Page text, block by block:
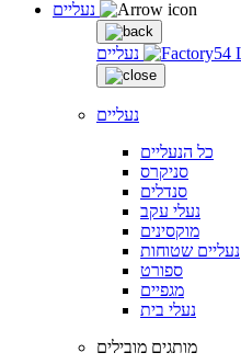
נעליים
נעליים
כל הנעליים
סניקרס
סנדלים
נעלי עקב
מוקסינים
נעליים שטוחות
ספורט
מגפיים
נעלי בית
מותגים מובילים